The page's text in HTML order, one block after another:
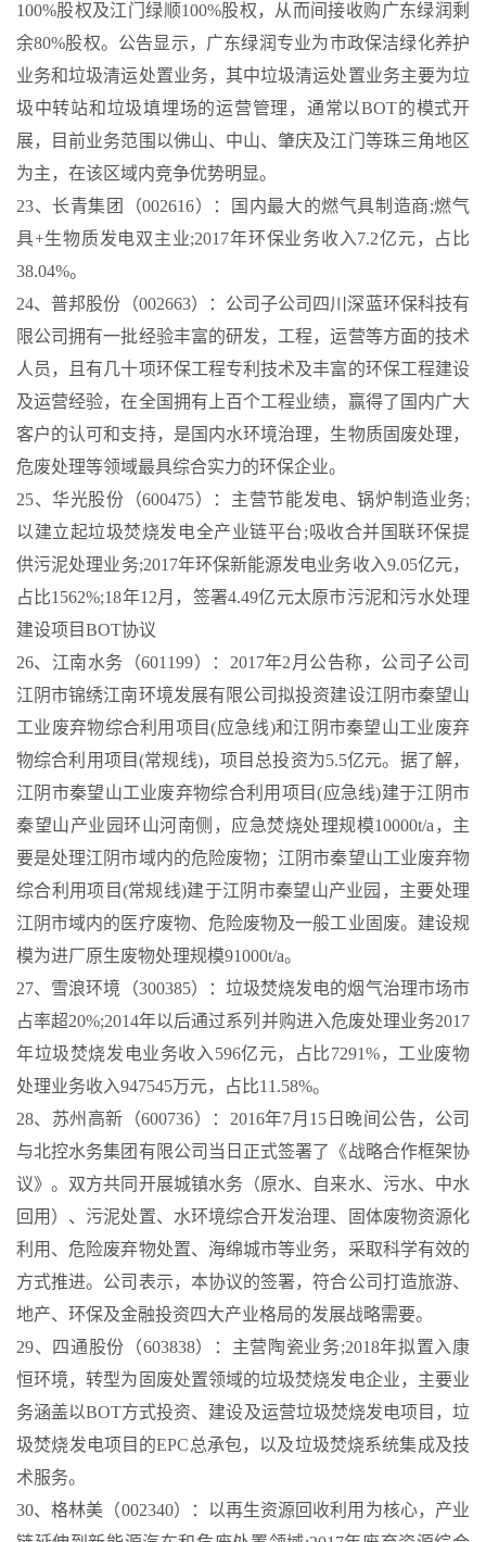
100%股权及江门绿顺100%股权，从而间接收购广东绿润剩
余80%股权。公告显示，广东绿润专业为市政保洁绿化养护
业务和垃圾清运处置业务，其中垃圾清运处置业务主要为垃
圾中转站和垃圾填埋场的运营管理，通常以BOT的模式开
展，目前业务范围以佛山、中山、肇庆及江门等珠三角地区
为主，在该区域内竞争优势明显。
23、长青集团（002616）：国内最大的燃气具制造商;燃气
具+生物质发电双主业;2017年环保业务收入7.2亿元，占比
38.04%。
24、普邦股份（002663）：公司子公司四川深蓝环保科技有
限公司拥有一批经验丰富的研发，工程，运营等方面的技术
人员，且有几十项环保工程专利技术及丰富的环保工程建设
及运营经验，在全国拥有上百个工程业绩，赢得了国内广大
客户的认可和支持，是国内水环境治理，生物质固废处理，
危废处理等领域最具综合实力的环保企业。
25、华光股份（600475）：主营节能发电、锅炉制造业务;
以建立起垃圾焚烧发电全产业链平台;吸收合并国联环保提
供污泥处理业务;2017年环保新能源发电业务收入9.05亿元，
占比1562%;18年12月，签署4.49亿元太原市污泥和污水处理
建设项目BOT协议
26、江南水务（601199）：2017年2月公告称，公司子公司
江阴市锦绣江南环境发展有限公司拟投资建设江阴市秦望山
工业废弃物综合利用项目(应急线)和江阴市秦望山工业废弃
物综合利用项目(常规线)，项目总投资为5.5亿元。据了解，
江阴市秦望山工业废弃物综合利用项目(应急线)建于江阴市
秦望山产业园环山河南侧，应急焚烧处理规模10000t/a，主
要是处理江阴市域内的危险废物；江阴市秦望山工业废弃物
综合利用项目(常规线)建于江阴市秦望山产业园，主要处理
江阴市域内的医疗废物、危险废物及一般工业固废。建设规
模为进厂原生废物处理规模91000t/a。
27、雪浪环境（300385）：垃圾焚烧发电的烟气治理市场市
占率超20%;2014年以后通过系列并购进入危废处理业务2017
年垃圾焚烧发电业务收入596亿元，占比7291%，工业废物
处理业务收入947545万元，占比11.58%。
28、苏州高新（600736）：2016年7月15日晚间公告，公司
与北控水务集团有限公司当日正式签署了《战略合作框架协
议》。双方共同开展城镇水务（原水、自来水、污水、中水
回用）、污泥处置、水环境综合开发治理、固体废物资源化
利用、危险废弃物处置、海绵城市等业务，采取科学有效的
方式推进。公司表示，本协议的签署，符合公司打造旅游、
地产、环保及金融投资四大产业格局的发展战略需要。
29、四通股份（603838）：主营陶瓷业务;2018年拟置入康
恒环境，转型为固废处置领域的垃圾焚烧发电企业，主要业
务涵盖以BOT方式投资、建设及运营垃圾焚烧发电项目，垃
圾焚烧发电项目的EPC总承包，以及垃圾焚烧系统集成及技
术服务。
30、格林美（002340）：以再生资源回收利用为核心，产业